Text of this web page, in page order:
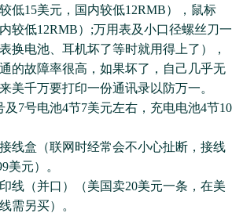
15美元，国内较低12RMB），鼠标
较低12RMB）;万用表及小口径螺丝刀一
换电池、耳机坏了等时就用得上了），
的故障率很高，如果坏了，自己几乎无
美千万要打印一份通讯录以防万一。
7号电池4节7美元左右，充电电池4节10
盒（联网时经常会不小心扯断，接线
美元）。
（并口）（美国卖20美元一条，在美
需另买）。